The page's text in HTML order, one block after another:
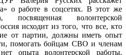
о работе в соцсетях. В этот же
посвященная волонтерской
исходит из того, что все, кто
от партии, должны иметь опыт
помогать бойцам СВО и членам
опыта волонтерской работы,